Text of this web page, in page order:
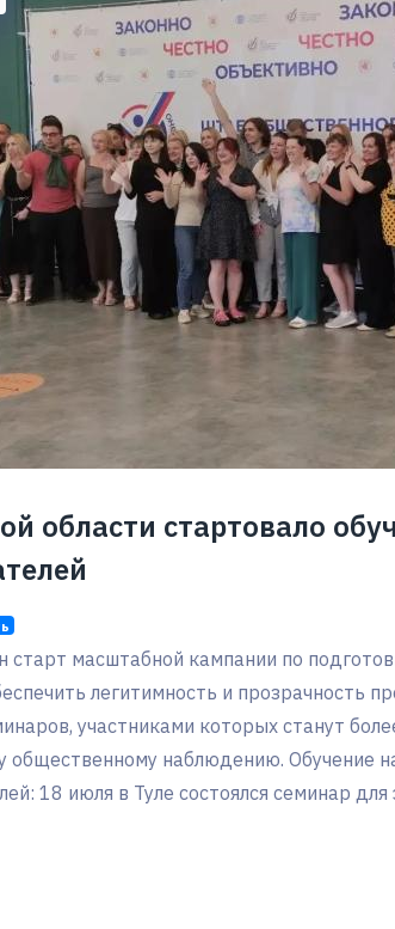
области стартовало
старт масштабной кампании по
легитимность и прозрачность
участниками которых станут
общественному наблюдению. Обучение
18 июля в Туле состоялся семинар для